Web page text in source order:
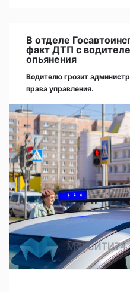
В отделе
факт ДТП с
опьянения
Водителю грозит
права управления.